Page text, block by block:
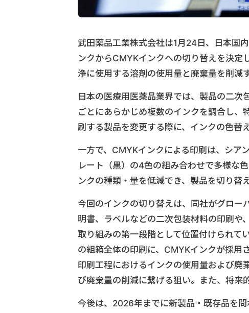
武田薬品工業株式会社は1月24日、日本国
ンクからCMYKインクへの切り替えを決定
浄に使用する溶剤の使用量と廃棄量を削減
日本の医療用医薬品業界では、製品の二
ごとにあらかじめ複数のインクを調合し、
刷する製品を変更する際に、インクの色替
一方で、CMYKインクによる印刷は、シア
レート（黒）の4色の組み合わせで多様な
ンクの種類・量を低減でき、製品を切り替
今回のインクの切り替えは、同社がグロー
明書、ラベルなどの二次包装材料の印刷や
取り組みの第一段階として位置付けられて
の組箱全体の印刷に、CMYKインクが採用
印刷工程におけるインクの使用量および廃
び廃棄量の削減に繋げる狙い。また、将来
今後は、2026年までに新製品・既存品を